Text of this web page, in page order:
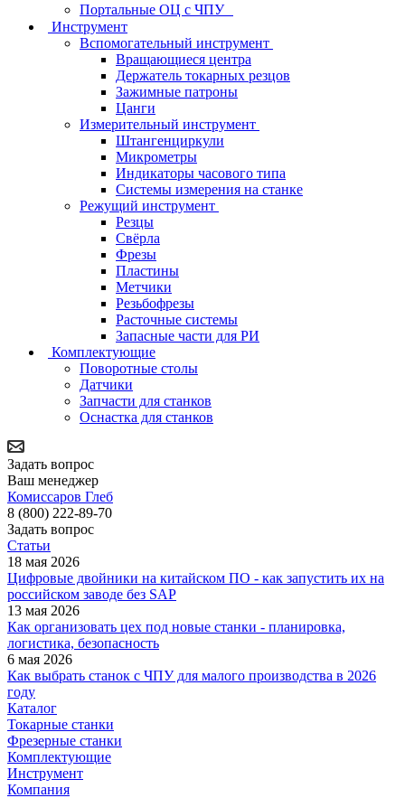
Портальные ОЦ с ЧПУ
Инструмент
Вспомогательный инструмент
Вращающиеся центра
Держатель токарных резцов
Зажимные патроны
Цанги
Измерительный инструмент
Штангенциркули
Микрометры
Индикаторы часового типа
Системы измерения на станке
Режущий инструмент
Резцы
Свёрла
Фрезы
Пластины
Метчики
Резьбофрезы
Расточные системы
Запасные части для РИ
Комплектующие
Поворотные столы
Датчики
Запчасти для станков
Оснастка для станков
Задать вопрос
Ваш менеджер
Комиссаров Глеб
8 (800) 222-89-70
Задать вопрос
Статьи
18 мая 2026
Цифровые двойники на китайском ПО - как запустить их на
российском заводе без SAP
13 мая 2026
Как организовать цех под новые станки - планировка,
логистика, безопасность
6 мая 2026
Как выбрать станок с ЧПУ для малого производства в 2026
году
Каталог
Токарные станки
Фрезерные станки
Комплектующие
Инструмент
Компания